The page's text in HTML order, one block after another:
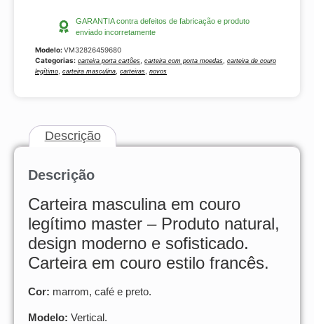
GARANTIA contra defeitos de fabricação e produto
enviado incorretamente
Modelo:VM32826459680
Categorias: carteira porta cartões carteira com porta moedas carteira de couro
legítimo carteira masculina carteiras novos
Descrição
Descrição
Carteira masculina em couro
legítimo master – Produto natural,
design moderno e sofisticado.
Carteira em couro estilo francês.
Cor: marrom, café e preto.
Modelo: Vertical.